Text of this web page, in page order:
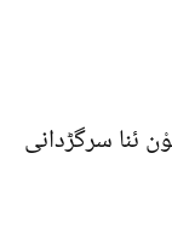
ئنا سرگڑدانی